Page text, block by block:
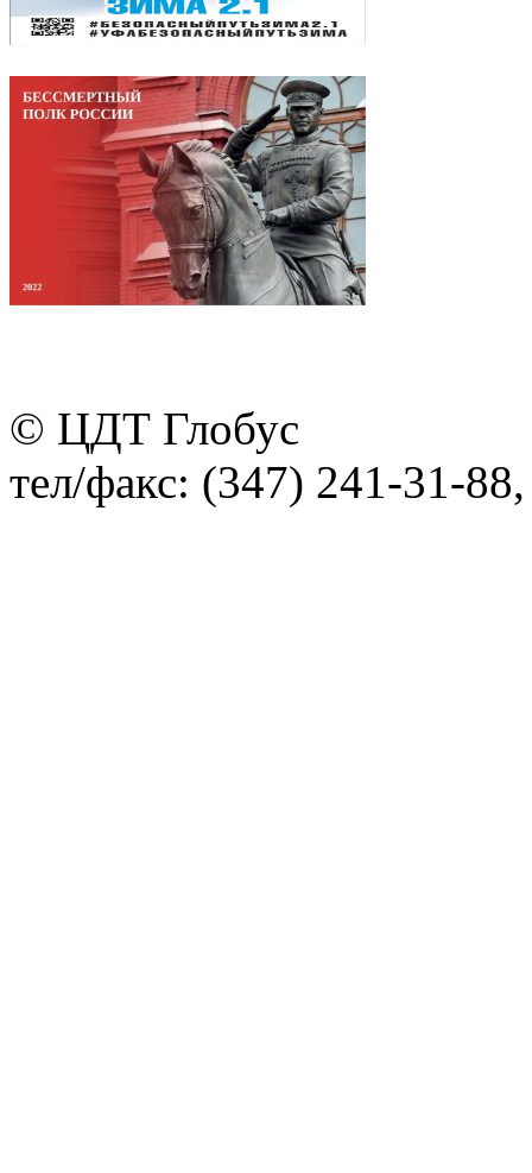
© ЦДТ Глобус
тел/факс: (347) 241-31-